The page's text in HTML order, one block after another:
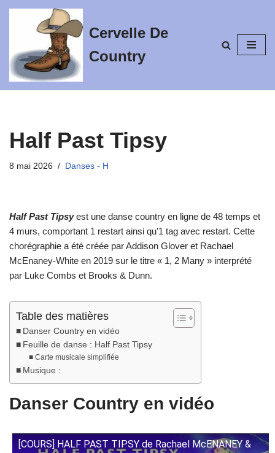
contenu
Cervelle De
Country
Half Past Tipsy
8 mai 2026 Danses - H
Half Past Tipsyest une danse country en ligne de 48 temps et
4 murs, comportant 1 restart ainsi qu’1 tag avec restart. Cette
chorégraphie a été créée par Addison Glover et Rachael
McEnaney-White en 2019 sur le titre « 1, 2 Many » interprété
par Luke Combs et Brooks & Dunn.
Table des matières
Danser Country en vidéo
Feuille de danse : Half Past Tipsy
Carte musicale simplifiée
Musique :
Danser Country en vidéo
[COURS] HALF PAST TIPSY de Rachael McENANEY &